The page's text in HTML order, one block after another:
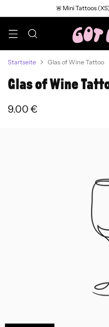
🚨 Mini Tattoos
Startseite Glas of Wine Tattoo
Glas of Wine
Normaler
9.00 €